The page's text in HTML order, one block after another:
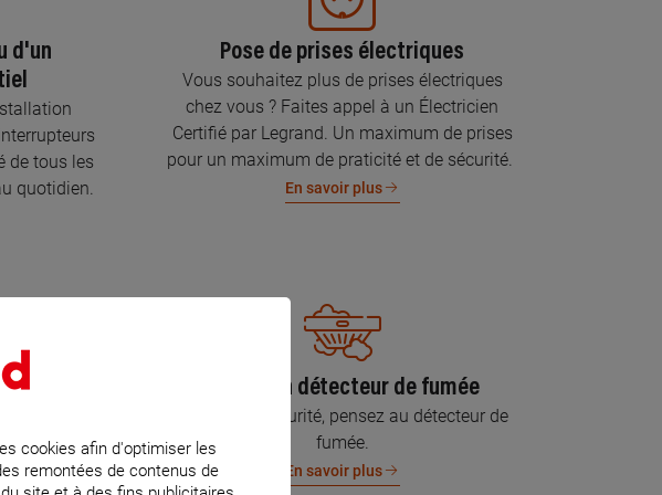
d'un
de tous les
quotidien.
Pose de prises électriques
Vous souhaitez plus de prises électriques
chez vous ? Faites appel à un Électricien
Certifié par Legrand. Un maximum de prises
pour un maximum de praticité et de sécurité.
En savoir plus
et la
biens,
Pose d’un détecteur de fumée
Pour votre sécurité, pensez au détecteur de
fumée.
En savoir plus
cookies afin d'optimiser les
remontées de contenus de